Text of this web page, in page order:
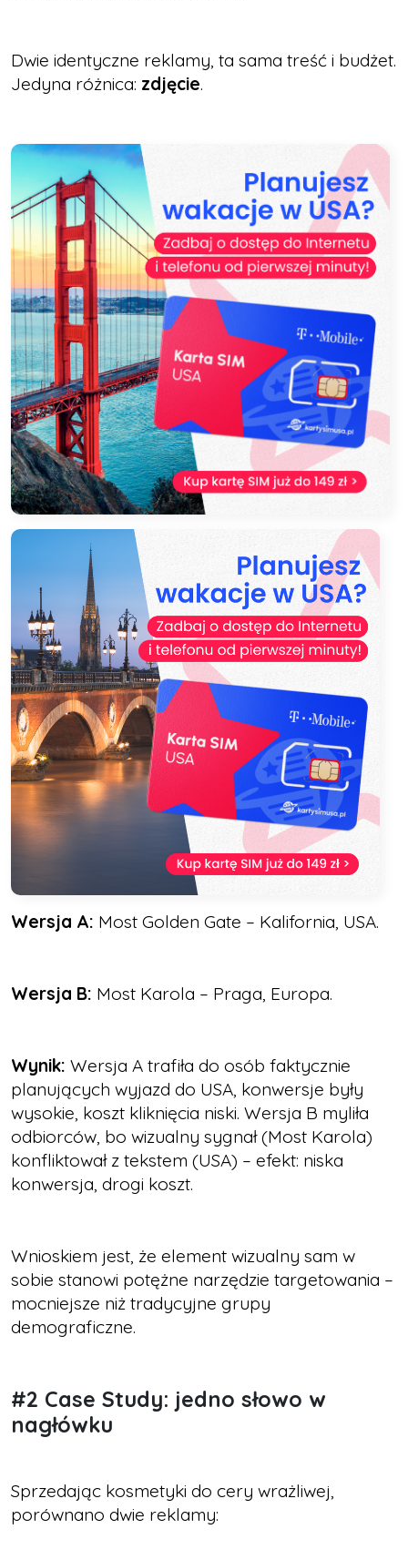
Dwie identyczne reklamy, ta sama treść i budżet.
Jedyna różnica: zdjęcie.
Wersja A: Most Golden Gate – Kalifornia, USA.
Wersja B: Most Karola – Praga, Europa.
Wynik: Wersja A trafiła do osób faktycznie
planujących wyjazd do USA, konwersje były
wysokie, koszt kliknięcia niski. Wersja B myliła
odbiorców, bo wizualny sygnał (Most Karola)
konfliktował z tekstem (USA) – efekt: niska
konwersja, drogi koszt.
Wnioskiem jest, że element wizualny sam w
sobie stanowi potężne narzędzie targetowania –
mocniejsze niż tradycyjne grupy
demograficzne.
#2 Case Study: jedno słowo w
nagłówku
Sprzedając kosmetyki do cery wrażliwej,
porównano dwie reklamy: